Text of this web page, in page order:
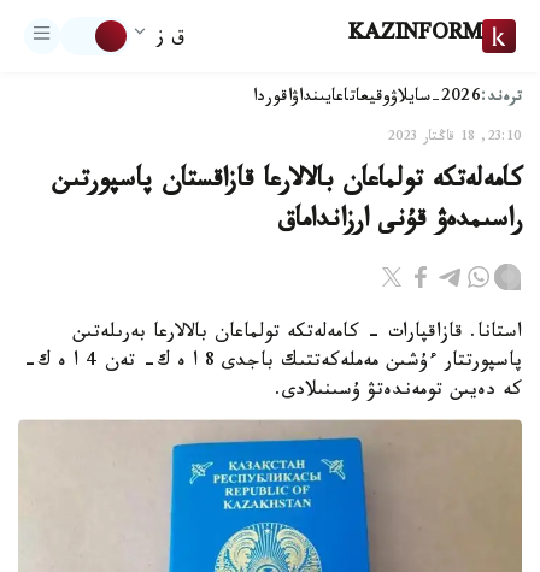
KAZINFORM ق ز
ترەند:2026-سايلاۋ وقيعاتاعايىنداۋاقوردا
23:10, 18 قاڭتار 2023
كامەلەتكە تولماعان بالالارعا قازاقستان پاسپورتىن
راسىمدەۋ قۇنى ارزانداماق
استانا. قازاقپارات - كامەلەتكە تولماعان بالالارعا بەرىلەتىن
پاسپورتتار ءۇشىن مەملەكەتتىك باجدى 8 ا ە ك- تەن 4 ا ە ك-
كە دەيىن تومەندەتۋ ۇسىنىلادى.